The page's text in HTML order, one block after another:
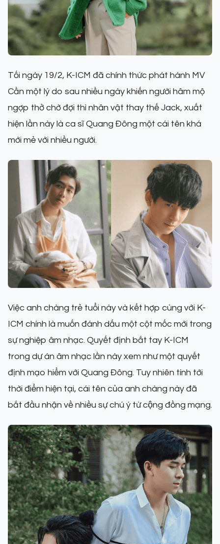
Tối ngày 19/2, K-ICM đã chính thức phát hành MV
Cần một lý do sau nhiều ngày khiến người hâm mộ
ngợp thở chờ đợi thì nhân vật thay thế Jack, xuất
hiện lần này là ca sĩ Quang Đông một cái tên khá
mới mẻ với nhiều người.
Việc anh chàng trẻ tuổi này và kết hợp cùng với K-
ICM chính là muốn đánh dấu một cột mốc mới trong
sự nghiệp âm nhạc. Quyết định bắt tay K-ICM
trong dự án âm nhạc lần này xem như một quyết
định mạo hiểm với Quang Đông. Tuy nhiên tính tới
thời điểm hiện tại, cái tên của anh chàng này đã
bắt đầu nhận về nhiều sự chú ý từ cộng đồng mạng.